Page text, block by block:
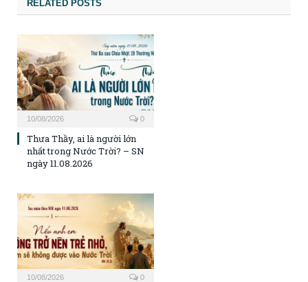
RELATED POSTS
10/08/2026 0
Thưa Thầy, ai là người lớn
nhất trong Nước Trời? – SN
ngày 11.08.2026
10/08/2026 0